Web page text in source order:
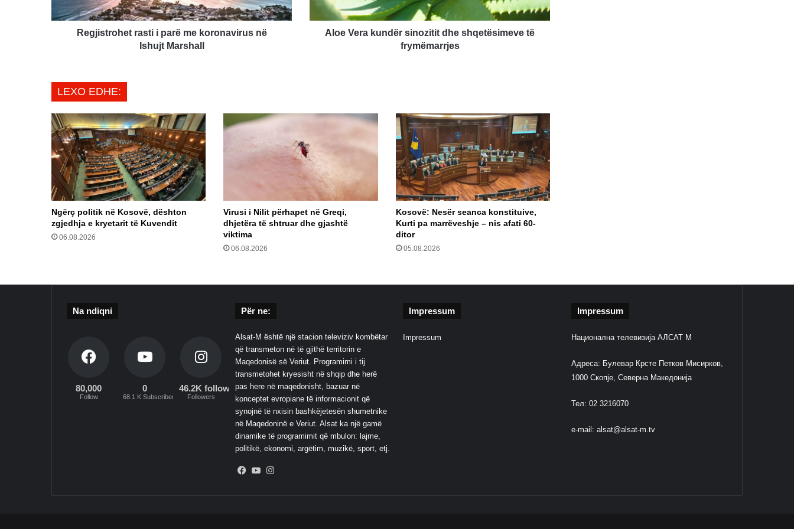
Marshall
Regjistrohet rasti i parë me koronavirus në
Ishujt Marshall
frymëmarrjes
Aloe Vera kundër sinozitit dhe shqetësimeve të
frymëmarrjes
LEXO EDHE:
Ngërç politik në Kosovë, dështon
zgjedhja e kryetarit të Kuvendit
06.08.2026
Virusi i Nilit përhapet në Greqi,
dhjetëra të shtruar dhe gjashtë
viktima
06.08.2026
Kosovë: Nesër seanca konstituive,
Kurti pa marrëveshje – nis afati 60-
ditor
05.08.2026
Na ndiqni
80,000
Follow
0
68.1 K Subscribers
46.2K followers
Followers
Për ne:
Alsat-M është një stacion televiziv kombëtar
që transmeton në të gjithë territorin e
Maqedonisë së Veriut. Programimi i tij
transmetohet kryesisht në shqip dhe herë
pas here në maqedonisht, bazuar në
konceptet evropiane të informacionit që
synojnë të nxisin bashkëjetesën shumetnike
në Maqedoninë e Veriut. Alsat ka një gamë
dinamike të programimit që mbulon: lajme,
politikë, ekonomi, argëtim, muzikë, sport, etj.
Facebook
YouTube
Impressum
Impressum
Impressum
Национална телевизија АЛСАТ М
Адреса: Булевар Крсте Петков Мисирков,
1000 Скопје, Северна Македонија
Тел: 02 3216070
e-mail: alsat@alsat-m.tv